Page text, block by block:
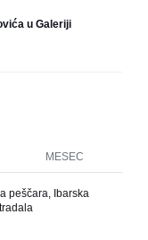
u Galeriji
MESEC
peščara, Ibarska